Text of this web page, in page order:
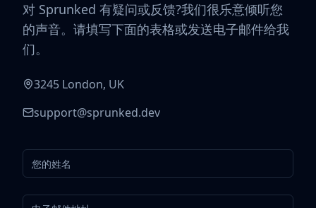
对 Sprunked 有疑问或反馈?我们很乐意倾听您
的声音。请填写下面的表格或发送电子邮件给我
们。
3245 London, UK
support@sprunked.dev